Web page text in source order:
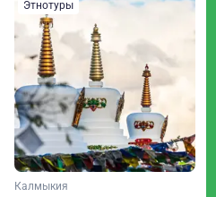
Этнотуры
Калмыкия